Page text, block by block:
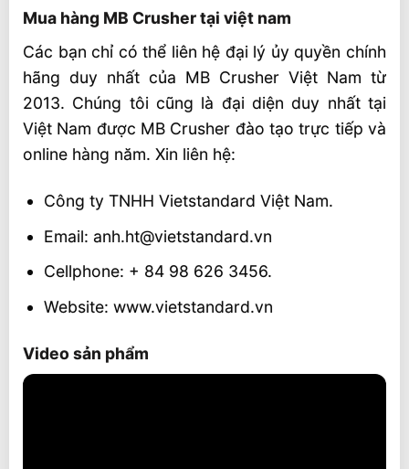
Mua hàng MB Crusher tại việt nam
Các bạn chỉ có thể liên hệ đại lý ủy quyền chính
hãng duy nhất của MB Crusher Việt Nam từ
2013. Chúng tôi cũng là đại diện duy nhất tại
Việt Nam được MB Crusher đào tạo trực tiếp và
online hàng năm. Xin liên hệ:
Công ty TNHH Vietstandard Việt Nam.
Email: anh.ht@vietstandard.vn
Cellphone: + 84 98 626 3456.
Website: www.vietstandard.vn
Video sản phẩm